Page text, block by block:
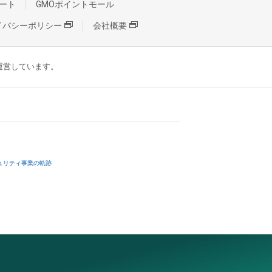
ト GMOポイントモール
バシーポリシー 会社概要
しています。
リティ事業の軌跡